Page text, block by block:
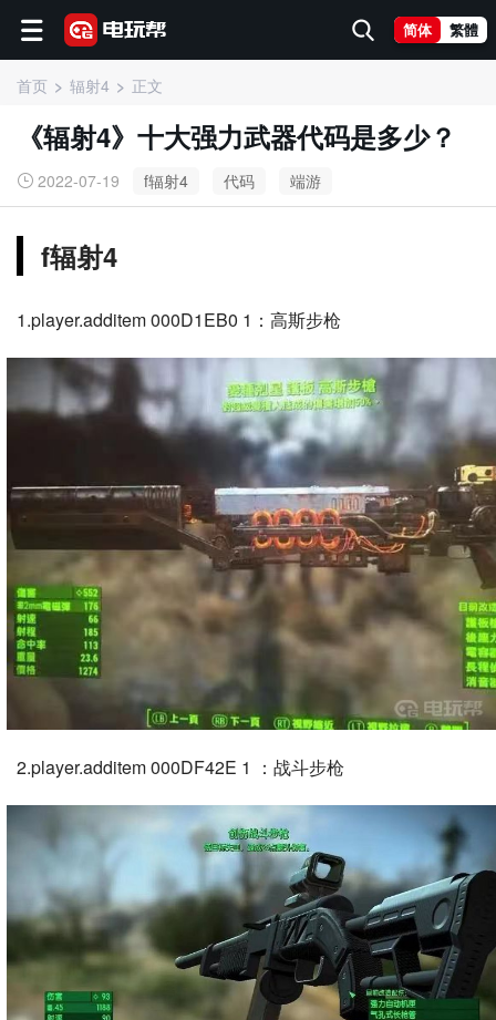
简体 繁體
首页 辐射4 正文
《辐射4》十大强力武器代码是多少？
2022-07-19 f辐射4 代码 端游
f辐射4
1.player.additem 000D1EB0 1：高斯步枪
2.player.additem 000DF42E 1 ：战斗步枪